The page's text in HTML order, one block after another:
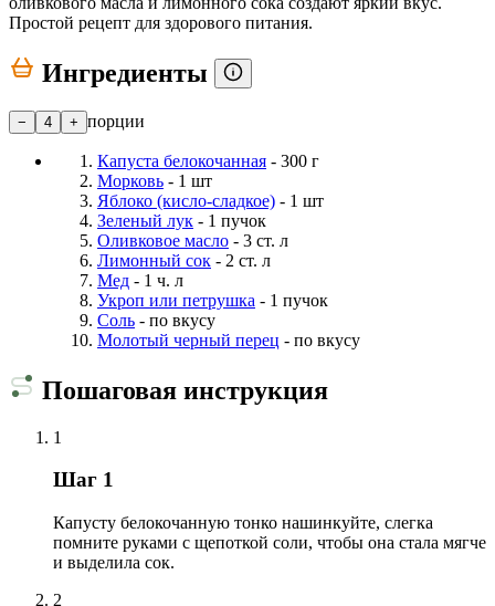
Простой рецепт для здорового питания.
Ингредиенты
− 4 + порции
Капуста белокочанная - 300 г
Морковь - 1 шт
Яблоко (кисло-сладкое) - 1 шт
Зеленый лук - 1 пучок
Оливковое масло - 3 ст. л
Лимонный сок - 2 ст. л
Мед - 1 ч. л
Укроп или петрушка - 1 пучок
Соль - по вкусу
Молотый черный перец - по вкусу
Пошаговая инструкция
1
Шаг 1
Капусту белокочанную тонко нашинкуйте, слегка
помните руками с щепоткой соли, чтобы она стала мягче
и выделила сок.
2